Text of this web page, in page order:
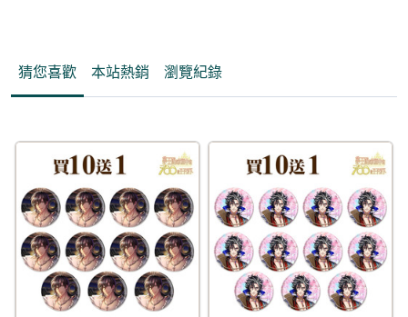
猜您喜歡 本站熱銷 瀏覽紀錄